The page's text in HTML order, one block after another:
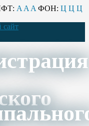
A A A ФОН: Ц Ц Ц
сайт